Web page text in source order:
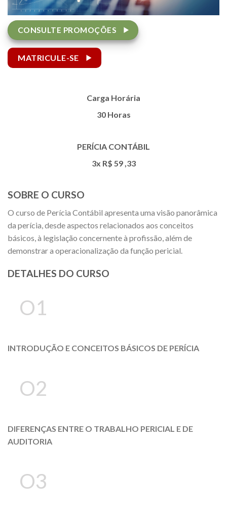
CONSULTE PROMOÇÕES
MATRICULE-SE
Carga Horária
30 Horas
PERÍCIA CONTÁBIL
3x R$ 59,33
SOBRE O CURSO
O curso de Perícia Contábil apresenta uma visão panorâmica
da perícia, desde aspectos relacionados aos conceitos
básicos, à legislação concernente à profissão, além de
demonstrar a operacionalização da função pericial.
DETALHES DO CURSO
O1
INTRODUÇÃO E CONCEITOS BÁSICOS DE PERÍCIA
O2
DIFERENÇAS ENTRE O TRABALHO PERICIAL E DE
AUDITORIA
O3